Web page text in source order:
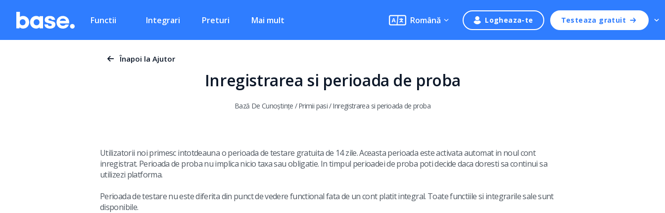
Functii Integrari Preturi Mai mult Română Logheaza-te Testeaza gratuit
Înapoi la Ajutor
Inregistrarea si perioada de proba
Bază De Cunoștințe / Primii pasi/Inregistrarea si perioada de proba
Utilizatorii noi primesc intotdeauna o perioada de testare gratuita de 14 zile. Aceasta perioada este activata automat in noul cont
inregistrat. Perioada de proba nu implica nicio taxa sau obligatie. In timpul perioadei de proba poti decide daca doresti sa continui sa
utilizezi platforma.
Perioada de testare nu este diferita din punct de vedere functional fata de un cont platit integral. Toate functiile si integrarile sale sunt
disponibile.